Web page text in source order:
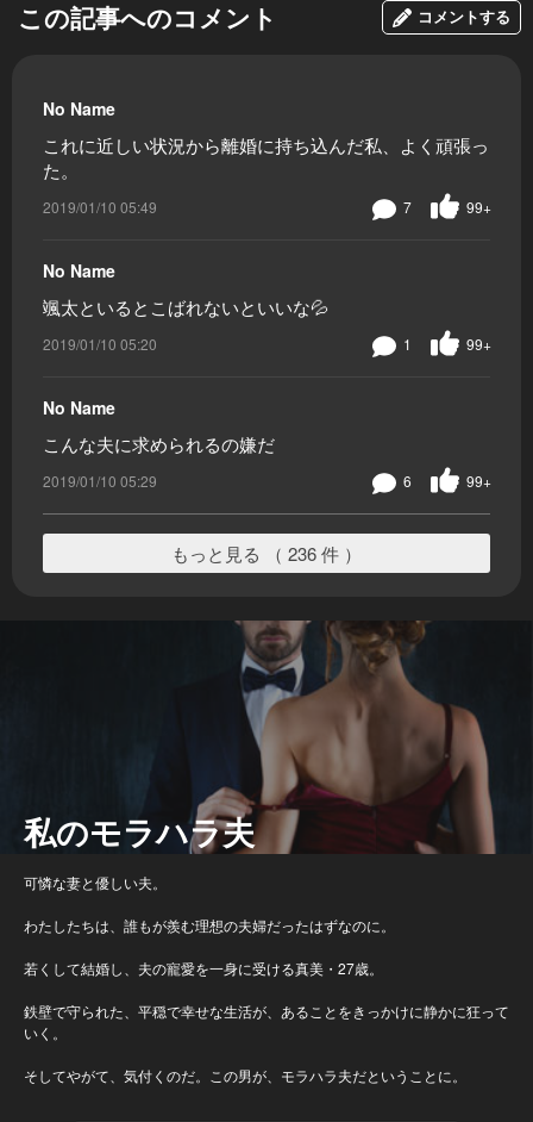
この記事へのコメント コメントする
No Name
これに近しい状況から離婚に持ち込んだ私、よく頑張っ
た。
2019/01/10 05:49 99+
7
No Name
颯太といるとこばれないといいな💦
2019/01/10 05:20 99+
1
No Name
こんな夫に求められるの嫌だ
2019/01/10 05:29 99+
6
もっと見る （ 236 件 ）
私のモラハラ夫
可憐な妻と優しい夫。
わたしたちは、誰もが羨む理想の夫婦だったはずなのに。
若くして結婚し、夫の寵愛を一身に受ける真美・27歳。
鉄壁で守られた、平穏で幸せな生活が、あることをきっかけに静かに狂って
いく。
そしてやがて、気付くのだ。この男が、モラハラ夫だということに。